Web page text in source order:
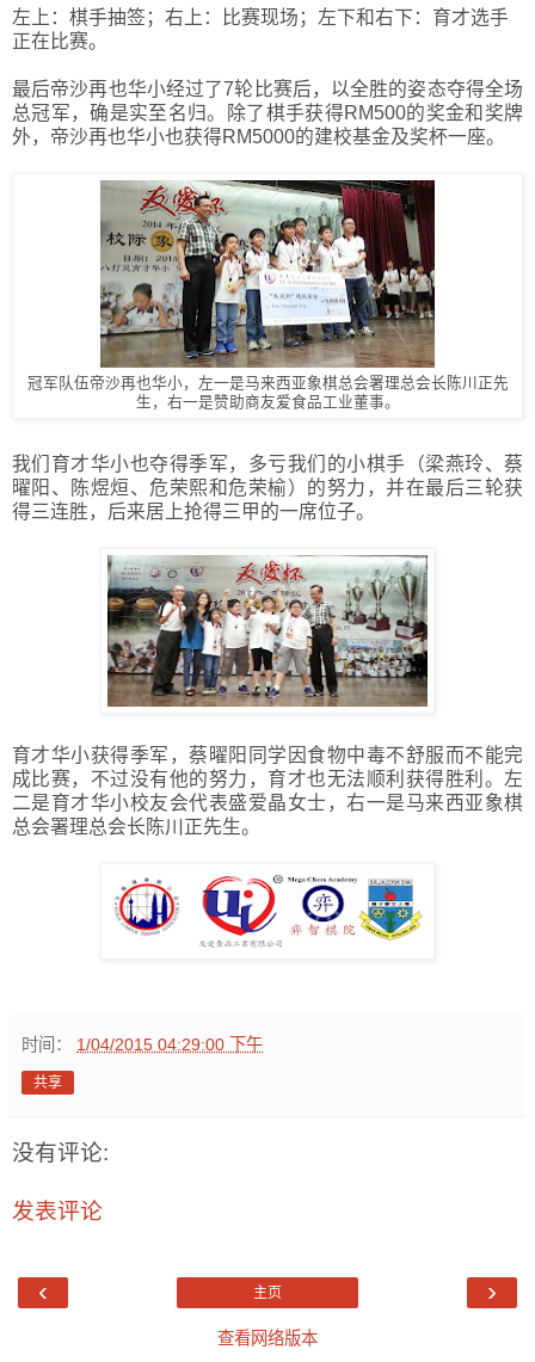
左上：棋手抽签；右上：比赛现场；左下和右下：育才选手
正在比赛。
最后帝沙再也华小经过了7轮比赛后，以全胜的姿态夺得全场
总冠军，确是实至名归。除了棋手获得RM500的奖金和奖牌
外，帝沙再也华小也获得RM5000的建校基金及奖杯一座。
冠军队伍帝沙再也华小，左一是马来西亚象棋总会署理总会长陈川正先
生，右一是赞助商友爱食品工业董事。
我们育才华小也夺得季军，多亏我们的小棋手（梁燕玲、蔡
曜阳、陈煜烜、危荣熙和危荣榆）的努力，并在最后三轮获
得三连胜，后来居上抢得三甲的一席位子。
育才华小获得季军，蔡曜阳同学因食物中毒不舒服而不能完
成比赛，不过没有他的努力，育才也无法顺利获得胜利。左
二是育才华小校友会代表盛爱晶女士，右一是马来西亚象棋
总会署理总会长陈川正先生。
时间： 1/04/2015 04:29:00 下午
共享
没有评论:
发表评论
‹ ›
主页
查看网络版本